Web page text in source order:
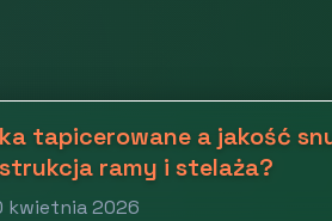
tapicerowane a jakość
ramy i stelaża?
kwietnia 2026